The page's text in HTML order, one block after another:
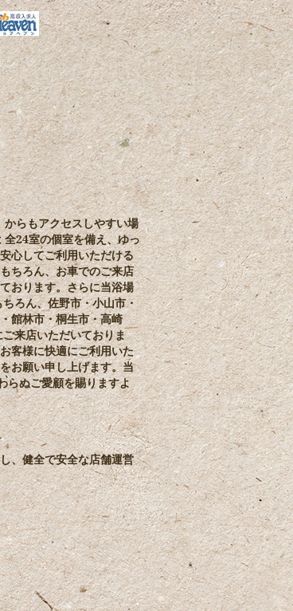
らもアクセスしやすい場
24室の個室を備え、ゆっ
心してご利用いただける
ちろん、お車でのご来店
おります。さらに当浴場
ろん、佐野市・小山市・
館林市・桐生市・高崎
来店いただいておりま
客様に快適にご利用いた
お願い申し上げます。当
らぬご愛顧を賜りますよ
、健全で安全な店舗運営